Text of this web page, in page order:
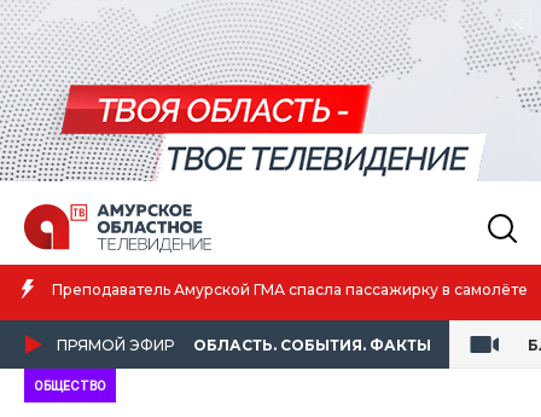
Амурская спортсменка выиграла первенство России
атлетике
ПРЯМОЙ ЭФИР ОБЛАСТЬ. СОБЫТИЯ. ФАКТЫ
ОБЩЕСТВО